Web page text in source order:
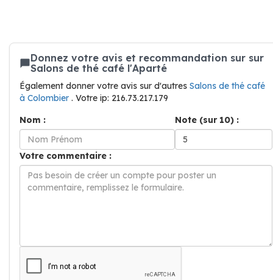
Donnez votre avis et recommandation sur sur
Salons de thé café l'Aparté
Également donner votre avis sur d'autres Salons de thé café
à Colombier . Votre ip: 216.73.217.179
Nom :
Note (sur 10) :
Votre commentaire :